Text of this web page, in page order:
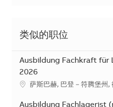
类似的职位
Ausbildung Fachkraft
2026
地点萨斯巴赫, 巴登－符腾堡州,
Ausbildung Fachlagerist